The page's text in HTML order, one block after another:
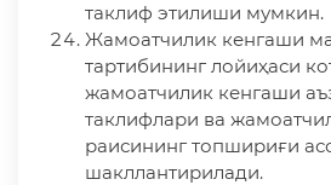
таклиф этилиши мумкин.
Жамоатчилик кенгаши
тартибининг лойиҳаси
жамоатчилик кенгаши
таклифлари ва
раисининг топшириғи
шакллантирилади.